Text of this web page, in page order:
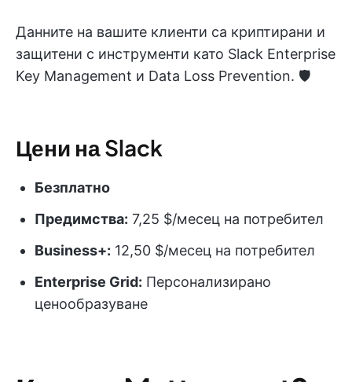
Данните на вашите клиенти са криптирани и
защитени с инструменти като Slack Enterprise
Key Management и Data Loss Prevention. 🛡️
Цени на Slack
Безплатно
Предимства: 7,25 $/месец на потребител
Business+: 12,50 $/месец на потребител
Enterprise Grid: Персонализирано
ценообразуване